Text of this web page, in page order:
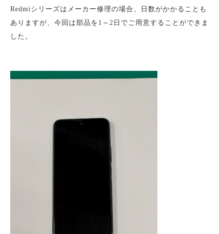
Redmiシリーズはメーカー修理の場合、日数がかかることも
ありますが、今回は部品を1～2日でご用意することができま
した。